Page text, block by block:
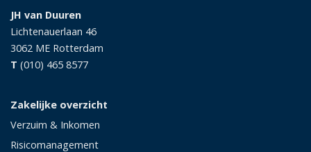
JH van Duuren
Lichtenauerlaan 46
3062 ME Rotterdam
T (010) 465 8577
Zakelijke overzicht
Verzuim & Inkomen
Risicomanagement